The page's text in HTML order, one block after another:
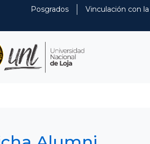
Posgrados Vinculación con